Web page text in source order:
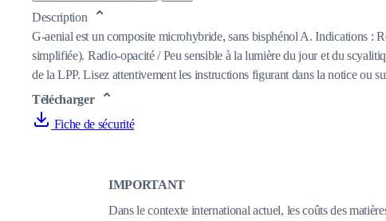
Description
G-aenial est un composite microhybride, sans bisphénol A. Indications :
simplifiée). Radio-opacité / Peu sensible à la lumière du jour et du
de la LPP. Lisez attentivement les instructions figurant dans la notice ou
Télécharger
Fiche de sécurité
IMPORTANT
Dans le contexte international actuel, les coûts des